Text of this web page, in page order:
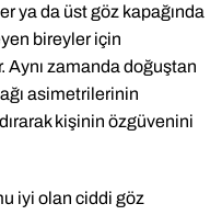
ya da üst göz kapağında
bireyler için
Aynı zamanda doğuştan
asimetrilerinin
kişinin özgüvenini
iyi olan ciddi göz